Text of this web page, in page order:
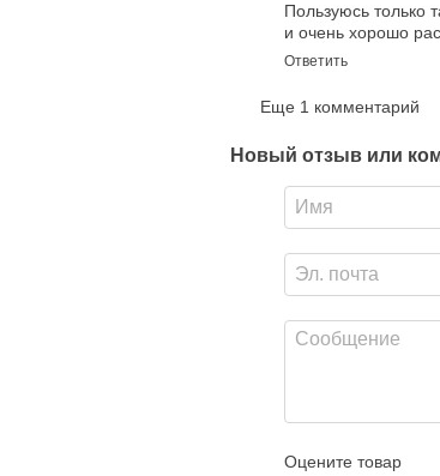
Пользуюсь только
и очень хорошо
Ответить
Еще 1 комментарий
Новый отзыв или
Оцените товар